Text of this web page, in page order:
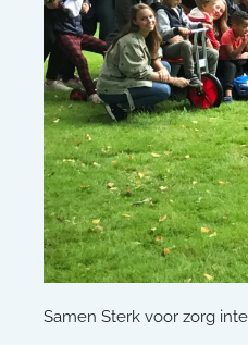
Samen Sterk voor zorg